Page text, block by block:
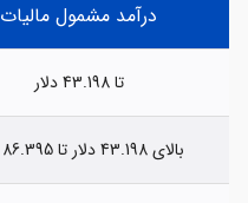
درآمد مشمول مالیات
تا 43.198 دلار
بالای 43.198 دلار تا 86.395 دلار